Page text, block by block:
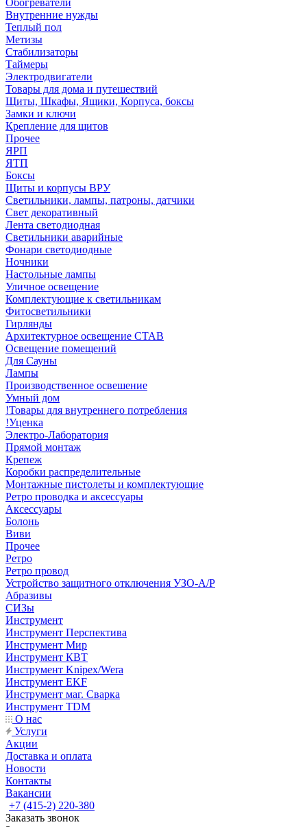
Обогреватели
Внутренние нужды
Теплый пол
Метизы
Стабилизаторы
Таймеры
Электродвигатели
Товары для дома и путешествий
Щиты, Шкафы, Ящики, Корпуса, боксы
Замки и ключи
Крепление для щитов
Прочее
ЯРП
ЯТП
Боксы
Щиты и корпусы ВРУ
Светильники, лампы, патроны, датчики
Свет декоративный
Лента светодиодная
Светильники аварийные
Фонари светодиодные
Ночники
Настольные лампы
Уличное освещение
Комплектующие к светильникам
Фитосветильники
Гирлянды
Архитектурное освещение СТАВ
Освещение помещений
Для Сауны
Лампы
Производственное освешение
Умный дом
!Товары для внутреннего потребления
!Уценка
Электро-Лаборатория
Прямой монтаж
Крепеж
Коробки распределительные
Монтажные пистолеты и комплектующие
Ретро проводка и аксессуары
Аксессуары
Болонь
Виви
Прочее
Ретро
Ретро провод
Устройство защитного отключения УЗО-А/Р
Абразивы
СИЗы
Инструмент
Инструмент Перспектива
Инструмент Мир
Инструмент КВТ
Инструмент Knipex/Wera
Инструмент EKF
Инструмент маг. Сварка
Инструмент TDM
О нас
Услуги
Акции
Доставка и оплата
Новости
Контакты
Вакансии
+7 (415-2) 220-380
Заказать звонок